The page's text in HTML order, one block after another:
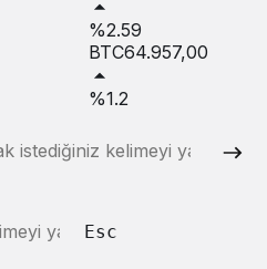
%2.59
BTC64.957,00
%1.2
Esc